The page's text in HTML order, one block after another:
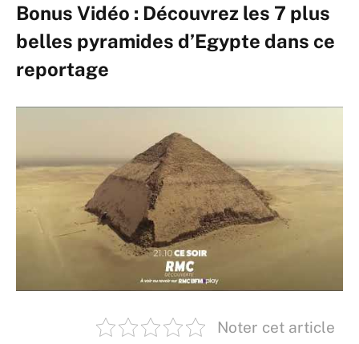
Bonus Vidéo : Découvrez les 7 plus
belles pyramides d’Egypte dans ce
reportage
Noter cet article